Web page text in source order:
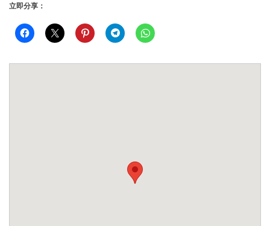
立即分享：